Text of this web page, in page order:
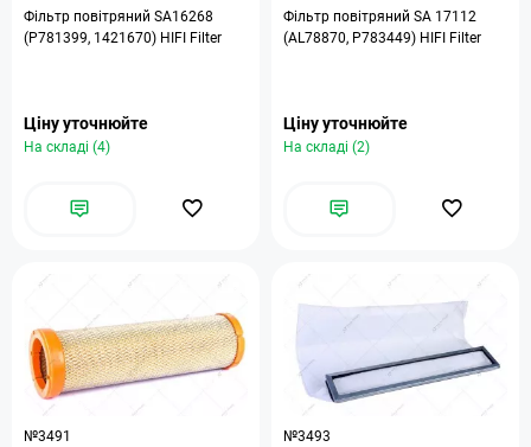
Фільтр повітряний SA16268
(P781399, 1421670) HIFI Filter
Ціну уточнюйте
На складі (4)
Фільтр повітряний SА 17112
(AL78870, P783449) HIFI Filter
Ціну уточнюйте
На складі (2)
№3491
№3493